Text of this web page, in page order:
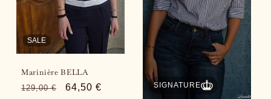
SALE
Marinière BELLA
Regular
129,00 €
Sale
64,50 € SIGNATURE